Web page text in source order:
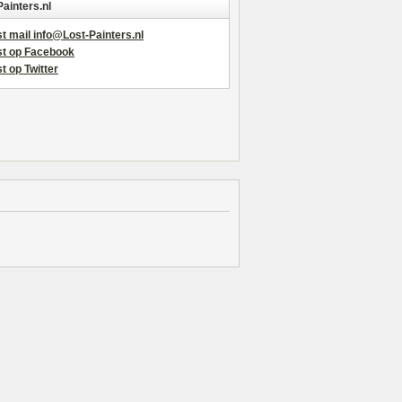
mail info@Lost-Painters.nl
op Facebook
op Twitter